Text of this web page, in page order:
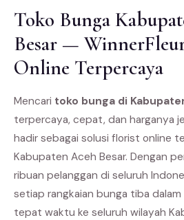
Toko Bunga
Besar —
Online Terpercaya
Mencari toko bunga di
terpercaya, cepat, dan harganya
hadir sebagai solusi florist online
Kabupaten Aceh Besar. Dengan
ribuan pelanggan di seluruh
setiap rangkaian bunga tiba
tepat waktu ke seluruh wilayah